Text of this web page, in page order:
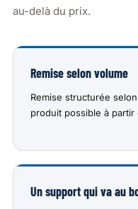
au-delà du prix.
Remise selon volume
Remise structurée
produit possible à
Un support qui va au